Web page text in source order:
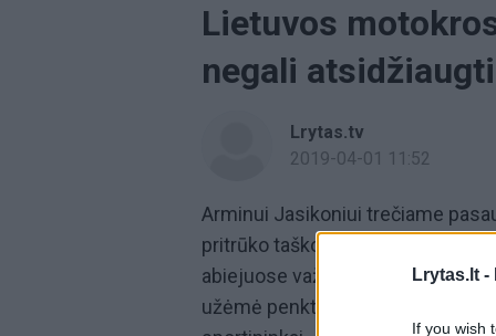
Lrytas.lt -
If you wish
Lietuvos
negali
Lrytas.tv
2019-04-01 11:52
Arminui Jasikoniui trečiame
pritrūko taško iki prizinės vietos.
abiejuose važiavimuose finišavo
užėmė penktą vietą. Tiek pat